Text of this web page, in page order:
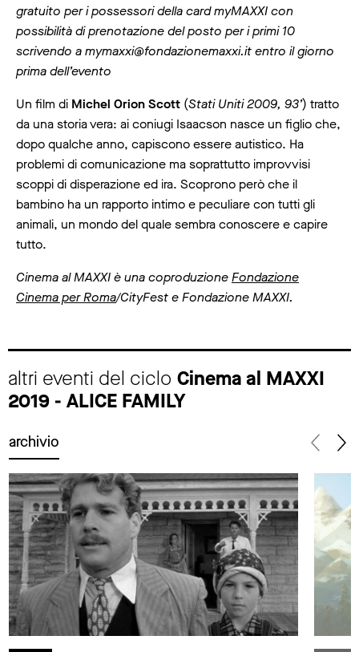
gratuito per i possessori della card myMAXXI con
possibilità di prenotazione del posto per i primi 10
scrivendo a mymaxxi@fondazionemaxxi.it entro il giorno
prima dell’evento
Un film di Michel Orion Scott (Stati Uniti 2009, 93’) tratto
da una storia vera: ai coniugi Isaacson nasce un figlio che,
dopo qualche anno, capiscono essere autistico. Ha
problemi di comunicazione ma soprattutto improvvisi
scoppi di disperazione ed ira. Scoprono però che il
bambino ha un rapporto intimo e peculiare con tutti gli
animali, un mondo del quale sembra conoscere e capire
tutto.
Cinema al MAXXI è una coproduzioneFondazione
Cinema per Roma/CityFest e Fondazione MAXXI.
altri eventi del ciclo Cinema al MAXXI
2019 - ALICE FAMILY
archivio